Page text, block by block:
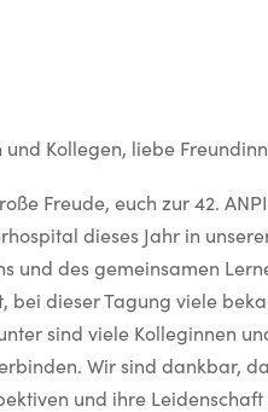
und Kollegen, liebe
Freude, euch zur 42.
dieses Jahr in
und des gemeinsamen
bei dieser Tagung viele
sind viele Kolleginnen
Wir sind dankbar,
und ihre